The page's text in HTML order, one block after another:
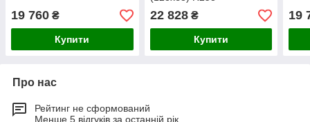
19 760 ₴
Купити
22 828₴
Купити
19
Про нас
Рейтинг не сформований
Менше 5 відгуків за останній рік